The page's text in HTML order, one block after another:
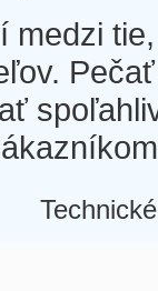
medzi